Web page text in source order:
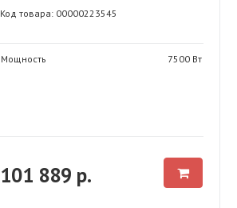
Код товара: 00000223545
Мощность 7500 Вт
101 889 р.